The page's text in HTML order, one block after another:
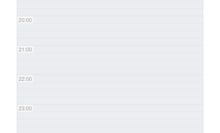
20:00
21:00
22:00
23:00